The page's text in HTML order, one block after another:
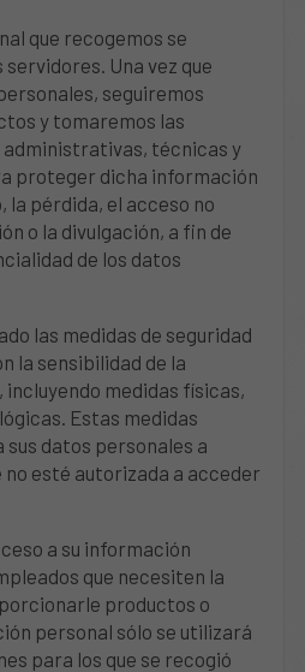
que recogemos se
Una vez que
seguiremos
y tomaremos las
administrativas, técnicas y
proteger dicha información
la pérdida, el acceso no
o la divulgación, a fin de
de los datos
las medidas de seguridad
la sensibilidad de la
medidas físicas,
Estas medidas
datos personales a
no esté autorizada a acceder
a su información
que necesiten la
productos o
personal sólo se utilizará
para los que se recogió